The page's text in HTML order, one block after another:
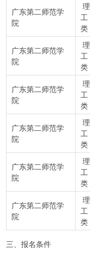
广东第二师范学
院
理
工
类
广东第二师范学
院
理
工
类
广东第二师范学
院
理
工
类
广东第二师范学
院
理
工
类
广东第二师范学
院
理
工
类
广东第二师范学
院
理
工
类
三、报名条件